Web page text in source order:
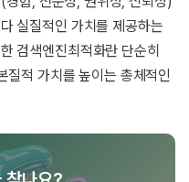
실질적인 가치를 제공하는
검색엔진최적화란 단순히
질적 가치를 높이는 총체적인